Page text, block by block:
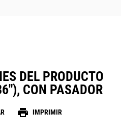
DEL PRODUCTO
CON PASADOR
print IMPRIMIR